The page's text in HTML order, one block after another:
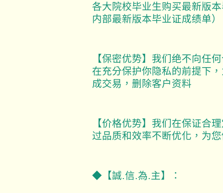
各大院校毕业生购买最新版
内部最新版本毕业证成绩单）
【保密优势】我们绝不向任
在充分保护你隐私的前提下
成交易，删除客户资料
【价格优势】我们在保证合
过品质和效率不断优化，为
◆【誠.信.為.主】：